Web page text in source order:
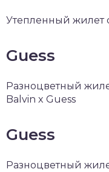
Утепленный жилет
Guess
Разноцветный
Balvin x Guess
Guess
Разноцветный